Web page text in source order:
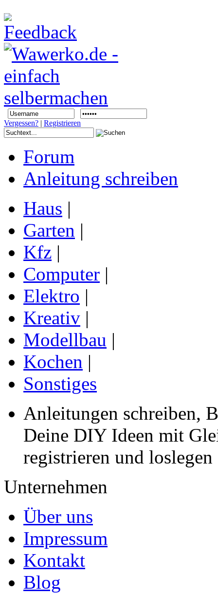
Vergessen? | Registrieren
Forum
Anleitung schreiben
Haus |
Garten |
Kfz |
Computer |
Elektro |
Kreativ |
Modellbau |
Kochen |
Sonstiges
Anleitungen schreiben,
Deine DIY Ideen mit
registrieren und loslegen
Unternehmen
Über uns
Impressum
Kontakt
Blog